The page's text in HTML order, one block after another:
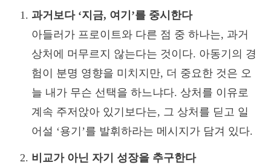
과거보다 ‘지금, 여기’를 중시한다
아들러가 프로이트와 다른 점 중 하나는, 과거
상처에 머무르지 않는다는 것이다. 아동기의 경
험이 분명 영향을 미치지만, 더 중요한 것은 오
늘 내가 무슨 선택을 하느냐다. 상처를 이유로
계속 주저앉아 있기보다는, 그 상처를 딛고 일
어설 ‘용기’를 발휘하라는 메시지가 담겨 있다.
비교가 아닌 자기 성장을 추구한다